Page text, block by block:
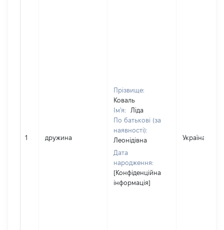
1 дружина
Прізвище:
Коваль
Ім'я:
Ліда
По батькові (за
наявності):
Леонідівна
Дата
народження:
[Конфіденційна
інформація]
Україна